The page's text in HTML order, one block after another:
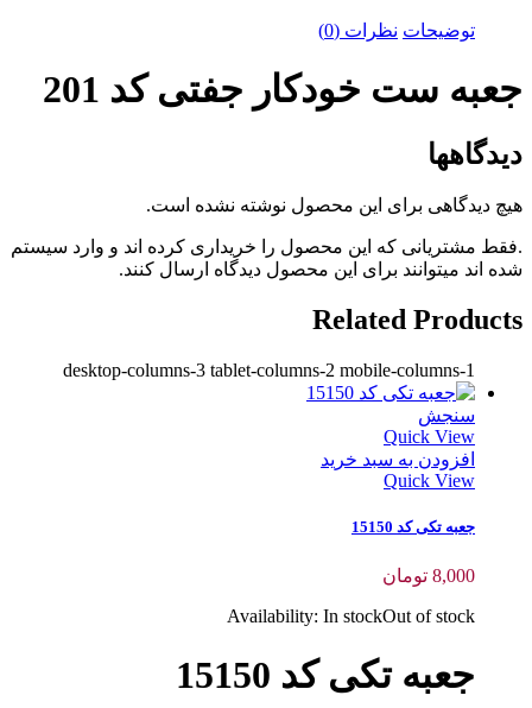
توضیحات نظرات (0)
جعبه ست خودکار جفتی کد 201
دیدگاهها
هیچ دیدگاهی برای این محصول نوشته نشده است.
.فقط مشتریانی که این محصول را خریداری کرده اند و وارد سیستم
شده اند میتوانند برای این محصول دیدگاه ارسال کنند.
Related Products
desktop-columns-3 tablet-columns-2 mobile-columns-1
سنجش
Quick View
افزودن به سبد خرید
Quick View
جعبه تکی کد 15150
8,000 تومان
Availability: In stockOut of stock
جعبه تکی کد 15150